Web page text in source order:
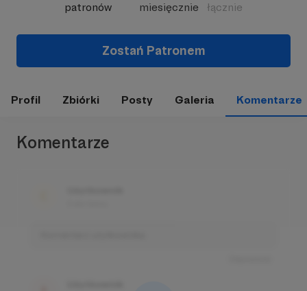
patronów
miesięcznie
łącznie
Zostań Patronem
Profil Zbiórki Posty Galeria Komentarze
Komentarze